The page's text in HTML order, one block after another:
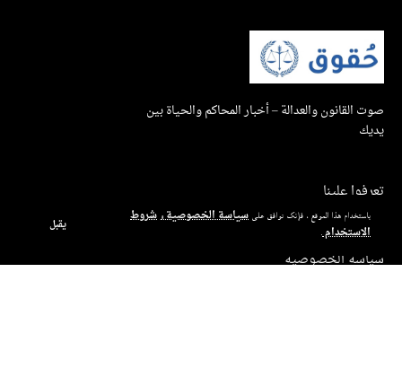
باستخدام هذا الموقع ، فإنك توافق على سياسة الخصوصيةو شروط
الاستخدام.
يقبل
صوت القانون والعدالة – أخبار المحاكم والحياة بين
يديك
تعرفوا علينا
بيان إتاحة الاستخدام
سياسة الخصوصية